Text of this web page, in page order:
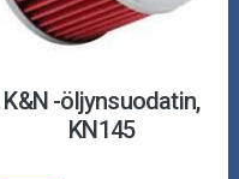
K&N -öljynsuodatin,
KN145